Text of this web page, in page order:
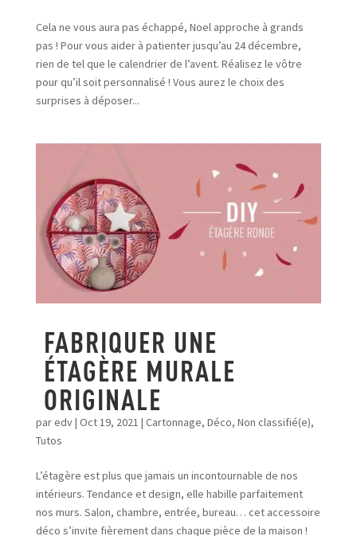
Cela ne vous aura pas échappé, Noel approche à grands
pas ! Pour vous aider à patienter jusqu’au 24 décembre,
rien de tel que le calendrier de l’avent. Réalisez le vôtre
pour qu’il soit personnalisé ! Vous aurez le choix des
surprises à déposer...
FABRIQUER UNE
ÉTAGÈRE MURALE
ORIGINALE
paredv| Oct 19, 2021 | Cartonnage, Déco, Non classifié(e),
Tutos
L’étagère est plus que jamais un incontournable de nos
intérieurs. Tendance et design, elle habille parfaitement
nos murs. Salon, chambre, entrée, bureau… cet accessoire
déco s’invite fièrement dans chaque pièce de la maison !